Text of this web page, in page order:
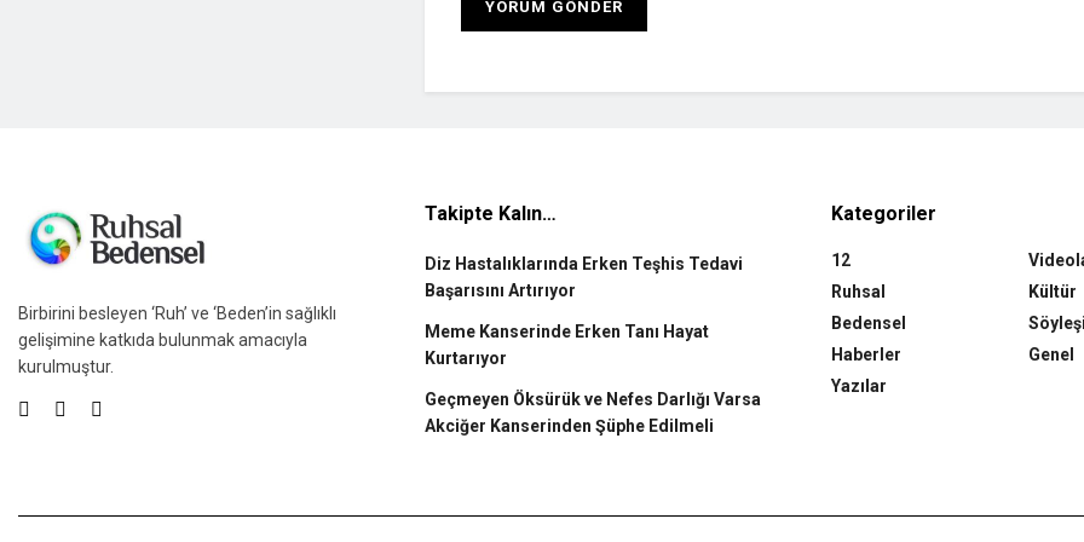
Birbirini besleyen ‘Ruh’ ve ‘Beden’in sağlıklı
gelişimine katkıda bulunmak amacıyla
kurulmuştur.
Takipte Kalın…
Diz Hastalıklarında Erken Teşhis Tedavi
Başarısını Artırıyor
Meme Kanserinde Erken Tanı Hayat
Kurtarıyor
Geçmeyen Öksürük ve Nefes Darlığı Varsa
Akciğer Kanserinden Şüphe Edilmeli
Kategoriler
12
Ruhsal
Bedensel
Haberler
Yazılar
Kültür
Genel